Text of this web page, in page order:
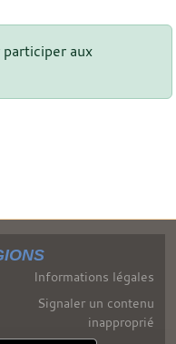
aux
Informations légales
Signaler un contenu
inapproprié